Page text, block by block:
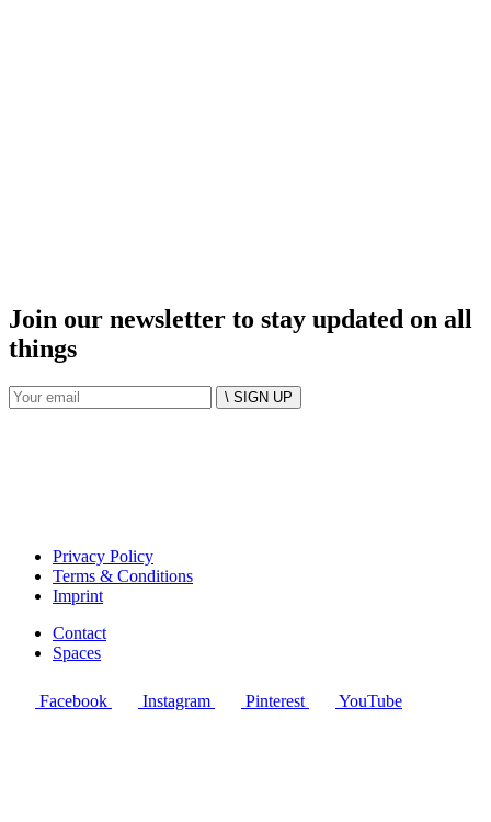
Join our newsletter to stay updated on all
things
\ SIGN UP
Privacy Policy
Terms & Conditions
Imprint
Contact
Spaces
Facebook Instagram Pinterest YouTube